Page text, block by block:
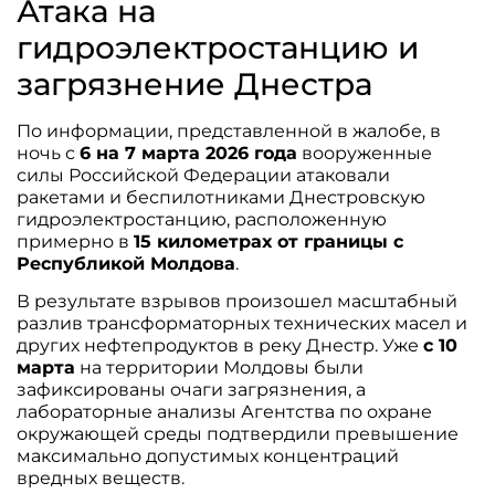
Атака на
гидроэлектростанцию и
загрязнение Днестра
По информации, представленной в жалобе, в
ночь с6 на 7 марта 2026 года вооруженные
силы Российской Федерации атаковали
ракетами и беспилотниками Днестровскую
гидроэлектростанцию, расположенную
примерно в15 километрах от границы с
Республикой Молдова.
В результате взрывов произошел масштабный
разлив трансформаторных технических масел и
других нефтепродуктов в реку Днестр. Ужес 10
марта на территории Молдовы были
зафиксированы очаги загрязнения, а
лабораторные анализы Агентства по охране
окружающей среды подтвердили превышение
максимально допустимых концентраций
вредных веществ.